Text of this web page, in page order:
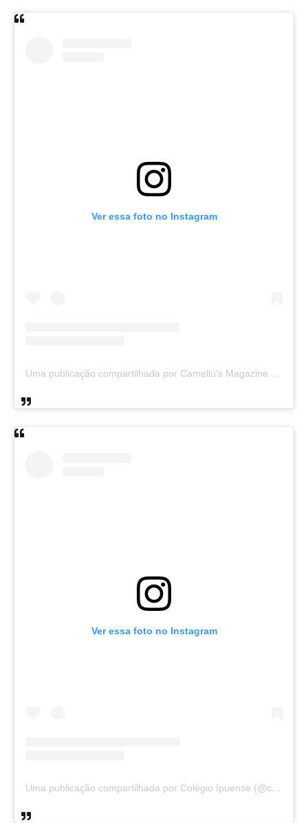
Ver essa foto no Instagram
Uma publicação compartilhada por Camellu's Magazine I e II (@camellus_magazine)
Ver essa foto no Instagram
Uma publicação compartilhada por Colégio Ipuense (@colegioipuense)